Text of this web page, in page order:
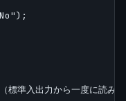
準入出力から一度に読み